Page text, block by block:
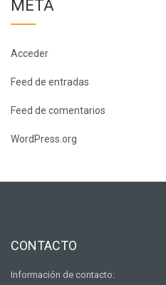
META
Acceder
Feed de entradas
Feed de comentarios
WordPress.org
CONTACTO
Información de contacto: